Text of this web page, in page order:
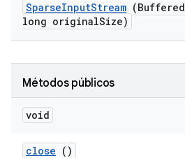
SparseInputStream (Buffered
long originalSize)
Métodos públicos
void
close ()